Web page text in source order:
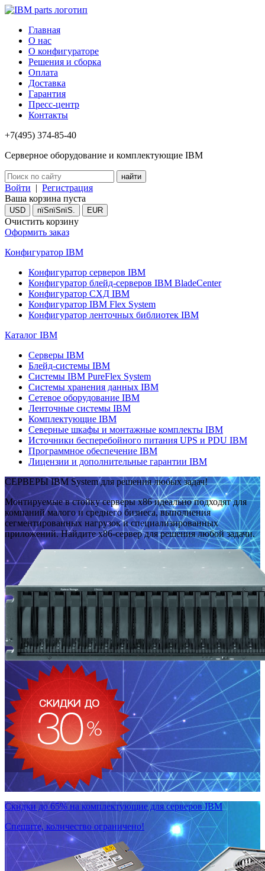
Главная
О нас
О конфигураторе
Решения и сборка
Оплата
Доставка
Гарантия
Пресс-центр
Контакты
+7(495) 374-85-40
Серверное оборудование и комплектующие IBM
Войти | Регистрация
Ваша корзина пуста
USD пїЅпїЅпїЅ. EUR
Очистить корзину
Оформить заказ
Конфигуратор IBM
Конфигуратор серверов IBM
Конфигуратор блейд-серверов IBM BladeCenter
Конфигуратор СХД IBM
Конфигуратор IBM Flex System
Конфигуратор ленточных библиотек IBM
Каталог IBM
Серверы IBM
Блейд-системы IBM
Системы IBM PureFlex System
Системы хранения данных IBM
Сетевое оборудование IBM
Ленточные системы IBM
Комплектующие IBM
Северные шкафы и монтажные комплекты IBM
Источники бесперебойного питания UPS и PDU IBM
Программное обеспечение IBM
Лицензии и дополнительные гарантии IBM
СЕРВЕРЫ IBM System для решения любых задач!
Монтируемые в стойку серверы x86 идеально подходят для
компаний малого и среднего бизнеса, выполнения
сегментированных нагрузок и специализированных
приложений. Найдите x86-сервер для решения любой задачи.
Скидки до 65% на комплектующие для серверов IBM
Спешите, количество ограничено!